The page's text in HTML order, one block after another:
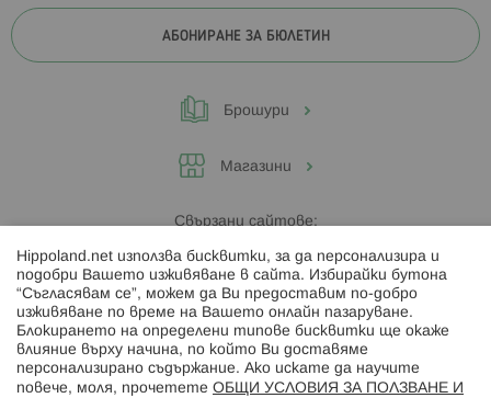
АБОНИРАНЕ ЗА БЮЛЕТИН
Брошури
Магазини
Свързани сайтове:
Hippoland.ro
Последвайте ни:
Hippoland.net използва бисквитки, за да персонализира и
подобри Вашето изживяване в сайта. Избирайки бутона
“Съгласявам се”, можем да Ви предоставим по-добро
изживяване по време на Вашето онлайн пазаруване.
Блокирането на определени типове бисквитки ще окаже
влияние върху начина, по който Ви доставяме
персонализирано съдържание. Ако искате да научите
повече, моля, прочетете ОБЩИ УСЛОВИЯ ЗА ПОЛЗВАНЕ И